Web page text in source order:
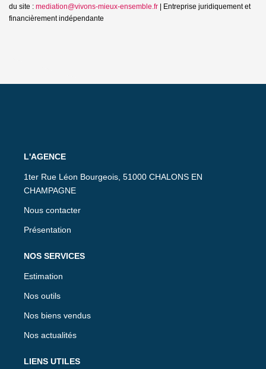
du site : mediation@vivons-mieux-ensemble.fr
Entreprise juridiquement et
financièrement indépendante
L'AGENCE
1ter Rue Léon Bourgeois, 51000 CHALONS EN
CHAMPAGNE
Nous contacter
Présentation
NOS SERVICES
Estimation
Nos outils
Nos biens vendus
Nos actualités
LIENS UTILES